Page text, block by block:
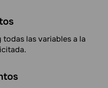
las variables a la